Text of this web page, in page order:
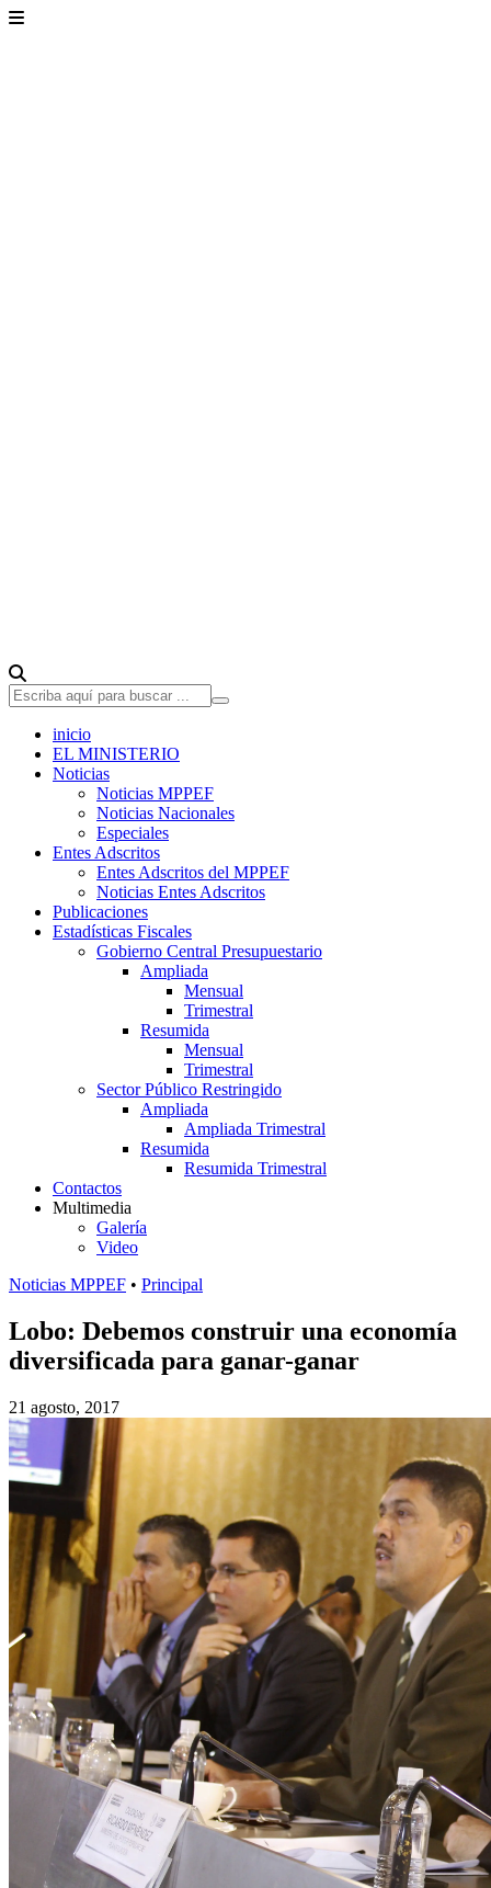
inicio
EL MINISTERIO
Noticias
Noticias MPPEF
Noticias Nacionales
Especiales
Entes Adscritos
Entes Adscritos del MPPEF
Noticias Entes Adscritos
Publicaciones
Estadísticas Fiscales
Gobierno Central Presupuestario
Ampliada
Mensual
Trimestral
Resumida
Mensual
Trimestral
Sector Público Restringido
Ampliada
Ampliada Trimestral
Resumida
Resumida Trimestral
Contactos
Multimedia
Galería
Video
Noticias MPPEF • Principal
Lobo: Debemos construir una economía
diversificada para ganar-ganar
21 agosto, 2017